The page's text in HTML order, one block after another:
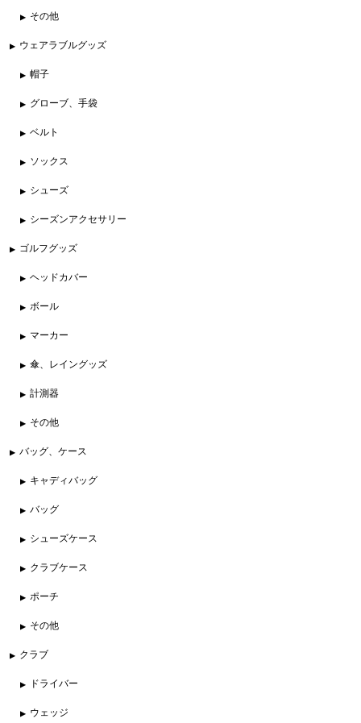
その他
ウェアラブルグッズ
帽子
グローブ、手袋
ベルト
ソックス
シューズ
シーズンアクセサリー
ゴルフグッズ
ヘッドカバー
ボール
マーカー
傘、レイングッズ
計測器
その他
バッグ、ケース
キャディバッグ
バッグ
シューズケース
クラブケース
ポーチ
その他
クラブ
ドライバー
ウェッジ